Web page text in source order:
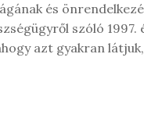
és
szóló 1997.
azt gyakran